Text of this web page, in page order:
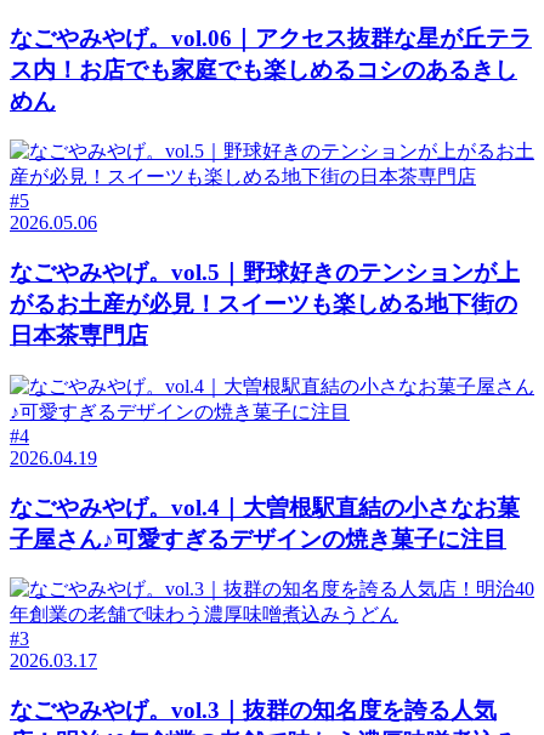
なごやみやげ。vol.06｜アクセス抜群な星が丘テラ
ス内！お店でも家庭でも楽しめるコシのあるきし
めん
#5
2026.05.06
なごやみやげ。vol.5｜野球好きのテンションが上
がるお土産が必見！スイーツも楽しめる地下街の
日本茶専門店
#4
2026.04.19
なごやみやげ。vol.4｜大曽根駅直結の小さなお菓
子屋さん♪可愛すぎるデザインの焼き菓子に注目
#3
2026.03.17
なごやみやげ。vol.3｜抜群の知名度を誇る人気